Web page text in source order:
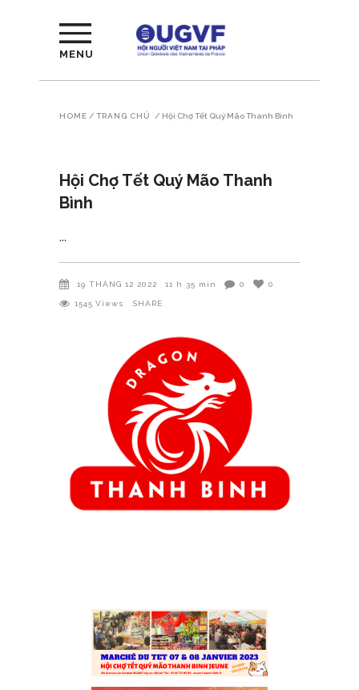
MENU
HOME / TRANG CHỦ / Hội Chợ Tết Quý Mão Thanh Bình
Hội Chợ Tết Quý Mão Thanh
Bình
19 THÁNG 12 2022 11 h 35 min 0 0
1545 Views SHARE